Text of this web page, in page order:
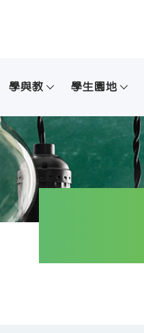
學與教 學生園地